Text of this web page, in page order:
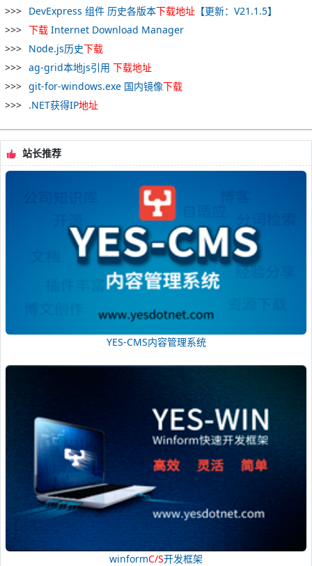
DevExpress 组件 历史各版本下载地址 【更新：V21.1.5】
下载 Internet Download Manager
Node.js历史下载
ag-grid本地js引用 下载地址
git-for-windows.exe 国内镜像下载
.NET获得IP地址
站长推荐
YES-CMS内容管理系统
winformC/S开发框架